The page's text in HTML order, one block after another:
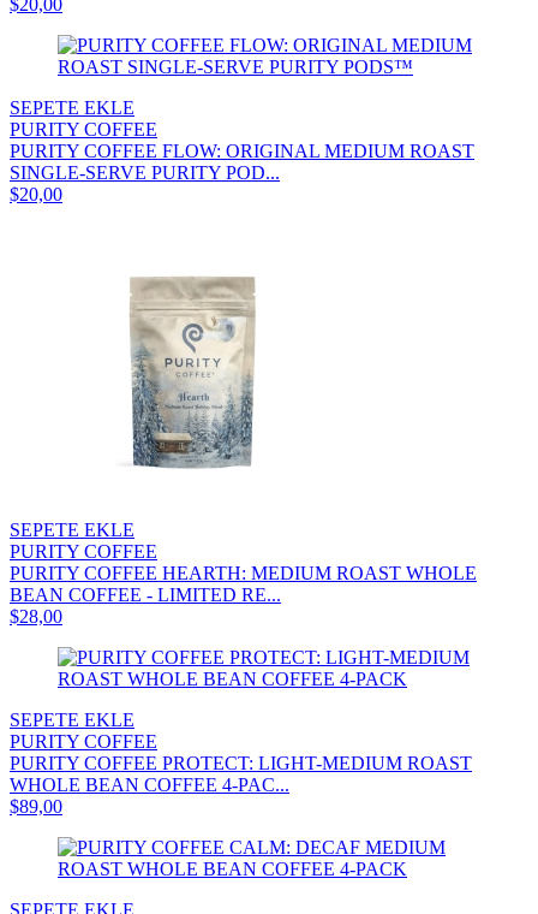
SEPETE EKLE
PURITY COFFEE
PURITY COFFEE FLOW: ORIGINAL MEDIUM ROAST
SINGLE-SERVE PURITY POD...
$20,00
SEPETE EKLE
PURITY COFFEE
PURITY COFFEE HEARTH: MEDIUM ROAST WHOLE
BEAN COFFEE - LIMITED RE...
$28,00
SEPETE EKLE
PURITY COFFEE
PURITY COFFEE PROTECT: LIGHT-MEDIUM ROAST
WHOLE BEAN COFFEE 4-PAC...
$89,00
SEPETE EKLE